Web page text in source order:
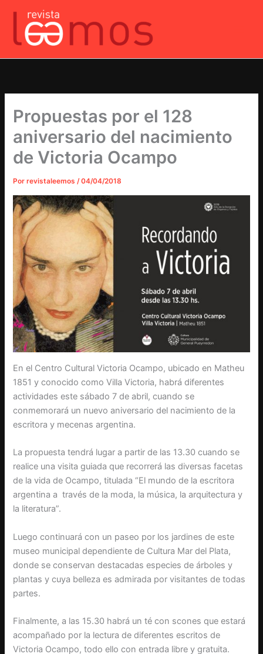
contenido
Propuestas por el 128
aniversario del nacimiento
de Victoria Ocampo
Porrevistaleemos/04/04/2018
En el Centro Cultural Victoria Ocampo, ubicado en Matheu
1851 y conocido como Villa Victoria, habrá diferentes
actividades este sábado 7 de abril, cuando se
conmemorará un nuevo aniversario del nacimiento de la
escritora y mecenas argentina.
La propuesta tendrá lugar a partir de las 13.30 cuando se
realice una visita guiada que recorrerá las diversas facetas
de la vida de Ocampo, titulada “El mundo de la escritora
argentina a través de la moda, la música, la arquitectura y
la literatura”.
Luego continuará con un paseo por los jardines de este
museo municipal dependiente de Cultura Mar del Plata,
donde se conservan destacadas especies de árboles y
plantas y cuya belleza es admirada por visitantes de todas
partes.
Finalmente, a las 15.30 habrá un té con scones que estará
acompañado por la lectura de diferentes escritos de
Victoria Ocampo, todo ello con entrada libre y gratuita.